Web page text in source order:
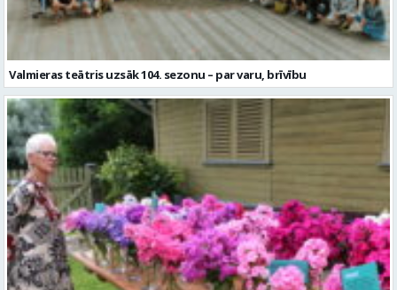
Valmieras teātris uzsāk 104. sezonu – par varu, brīvību